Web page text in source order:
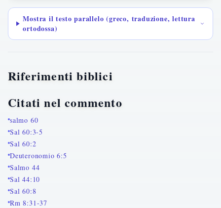
Mostra il testo parallelo (greco, traduzione, lettura
ortodossa)
Riferimenti biblici
Citati nel commento
salmo 60
Sal 60:3-5
Sal 60:2
Deuteronomio 6:5
Salmo 44
Sal 44:10
Sal 60:8
Rm 8:31-37